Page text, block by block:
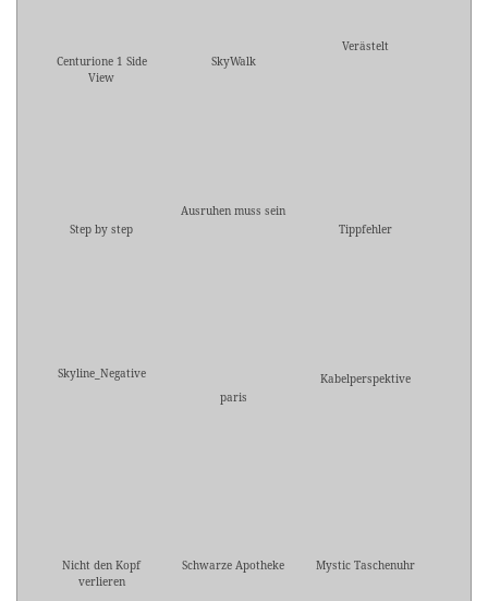
Centurione 1 Side
View
SkyWalk
Verästelt
Step by step
Ausruhen muss sein
Tippfehler
Skyline_Negative
paris
Kabelperspektive
Nicht den Kopf
verlieren
Schwarze Apotheke Mystic Taschenuhr